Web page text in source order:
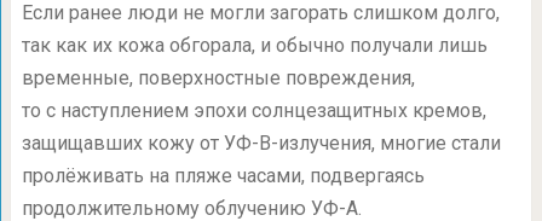
Если ранее люди не могли загорать слишком долго,
так как их кожа обгорала, и обычно получали лишь
временные, поверхностные повреждения,
то с наступлением эпохи солнцезащитных кремов,
защищавших кожу от УФ-В-излучения, многие стали
пролёживать на пляже часами, подвергаясь
продолжительному облучению УФ-А.